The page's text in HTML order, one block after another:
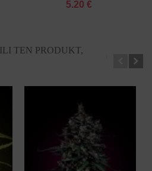
5.20 €
TEN PRODUKT,